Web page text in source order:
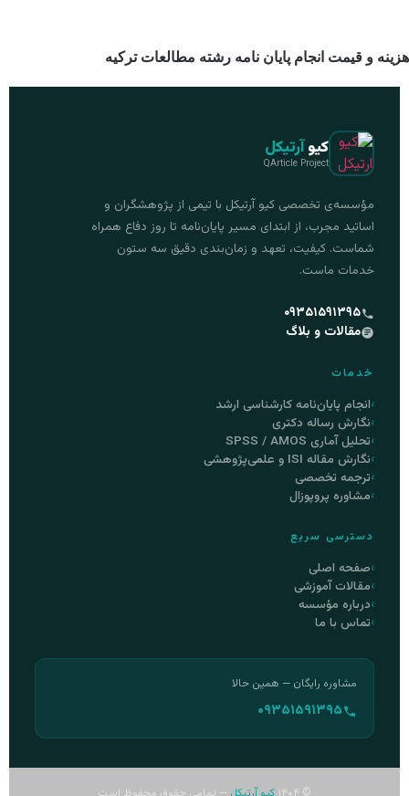
هزینه و قیمت انجام پایان نامه رشته مطالعات ترکیه
کیوآرتیکل
QArticle Project
مؤسسه‌ی تخصصی کیو آرتیکل با تیمی از پژوهشگران و
اساتید مجرب، از ابتدای مسیر پایان‌نامه تا روز دفاع همراه
شماست. کیفیت، تعهد و زمان‌بندی دقیق سه ستون
خدمات ماست.
۰۹۳۵۱۵۹۱۳۹۵
مقالات و بلاگ
خدمات
انجام پایان‌نامه کارشناسی ارشد
نگارش رساله دکتری
تحلیل آماری SPSS / AMOS
نگارش مقاله ISI و علمی‌پژوهشی
ترجمه تخصصی
مشاوره پروپوزال
دسترسی سریع
صفحه اصلی
مقالات آموزشی
درباره مؤسسه
تماس با ما
مشاوره رایگان — همین حالا
۰۹۳۵۱۵۹۱۳۹۵